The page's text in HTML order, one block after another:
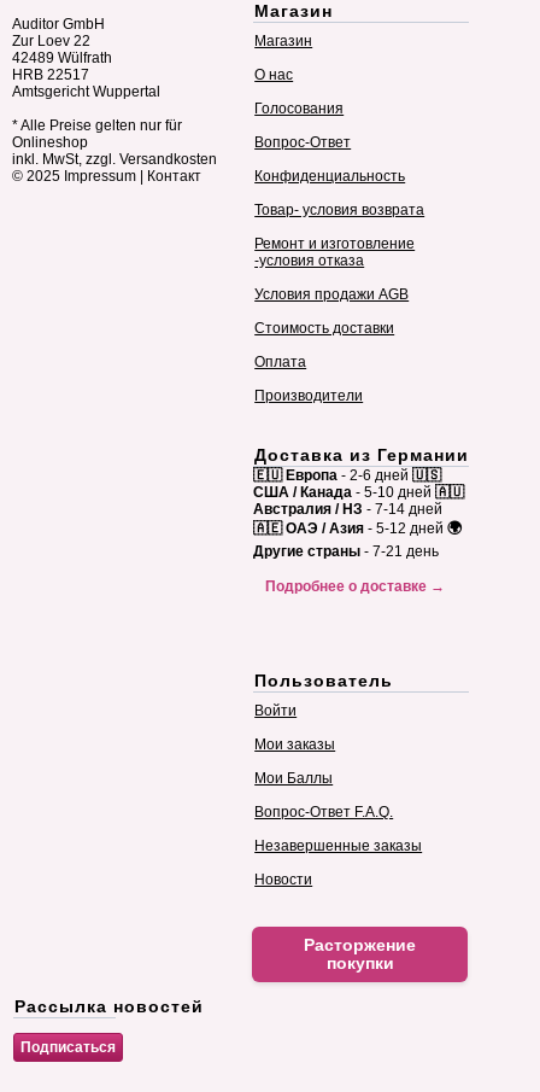
Auditor GmbH
Zur Loev 22
42489 Wülfrath
HRB 22517
Amtsgericht Wuppertal
* Alle Preise gelten nur für
Onlineshop
inkl. MwSt, zzgl. Versandkosten
© 2025 Impressum Контакт
Магазин
Магазин
О нас
Голосования
Вопрос-Ответ
Конфиденциальность
Товар- условия возврата
Ремонт и изготовление
-условия отказа
Условия продажи AGB
Стоимость доставки
Оплата
Производители
Доставка из Германии
🇪🇺 Европа - 2-6 дней 🇺🇸
США / Канада - 5-10 дней 🇦🇺
Австралия / НЗ - 7-14 дней
🇦🇪 ОАЭ / Азия - 5-12 дней 🌍
Другие страны - 7-21 день
Подробнее о доставке →
Пользователь
Войти
Мои заказы
Мои Баллы
Вопрос-Ответ F.A.Q.
Незавершенные заказы
Новости
Расторжение
покупки
Рассылка новостей